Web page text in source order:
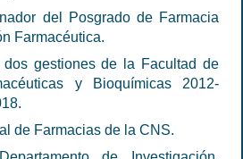
del Posgrado de Farmacia
Farmacéutica.
gestiones de la Facultad de
y Bioquímicas 2012-
de Farmacias de la CNS.